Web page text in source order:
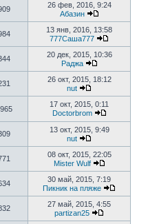
26 фев, 2016, 9:24
Абазин
13 янв, 2016, 13:58
777Саша777
20 дек, 2015, 10:36
Раджа
26 окт, 2015, 18:12
nut
17 окт, 2015, 0:11
Doctorbrom
13 окт, 2015, 9:49
nut
08 окт, 2015, 22:05
Mister Wulf
30 май, 2015, 7:19
Пикник на пляже
27 май, 2015, 4:55
partizan25